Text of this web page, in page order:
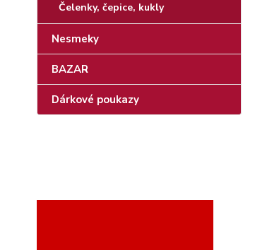
Čelenky, čepice, kukly
Nesmeky
BAZAR
Dárkové poukazy